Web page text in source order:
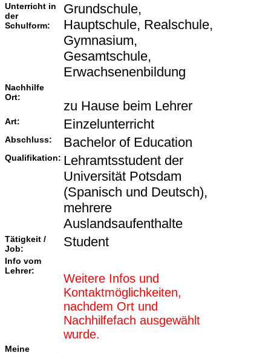
Unterricht in
der
Schulform:
Grundschule,
Hauptschule, Realschule,
Gymnasium,
Gesamtschule,
Erwachsenenbildung
Nachhilfe
Ort:
zu Hause beim Lehrer
Art: Einzelunterricht
Abschluss: Bachelor of Education
Qualifikation: Lehramtsstudent der
Universität Potsdam
(Spanisch und Deutsch),
mehrere
Auslandsaufenthalte
Tätigkeit /
Job:
Student
Info vom
Lehrer:
Weitere Infos und
Kontaktmöglichkeiten,
nachdem Ort und
Nachhilfefach ausgewählt
wurde.
Meine